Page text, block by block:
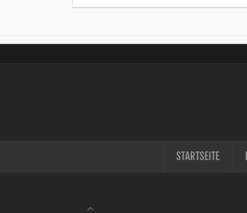
STARTSEITE